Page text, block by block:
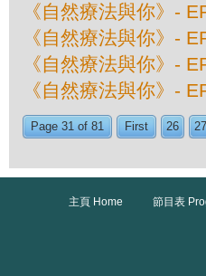
《自然療法與你》-
《自然療法與你》-
《自然療法與你》-
《自然療法與你》-
Page 31 of 81 First 26 27
主頁 Home 節目表